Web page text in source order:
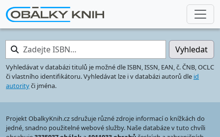
Zadejte ISBN… Vyhledat
Vyhledávat v databázi titulů je možné dle ISBN, ISSN, EAN, č. ČNB, OCLC
či vlastního identifikátoru. Vyhledávat lze i v databázi autorů dle id
autorityči jména.
Projekt ObalkyKnih.cz sdružuje různé zdroje informací o knížkách do
jedné, snadno použitelné webové služby. Naše databáze v tuto chvíli